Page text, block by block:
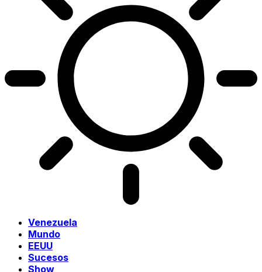
Venezuela
Mundo
EEUU
Sucesos
Show